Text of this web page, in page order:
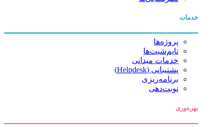
خدمات
پروژه‌ها
تایم‌شیت‌ها
خدمات میدانی
پشتیبانی (Helpdesk)
برنامه‌ریزی
نوبت‌دهی
بهره‌وری